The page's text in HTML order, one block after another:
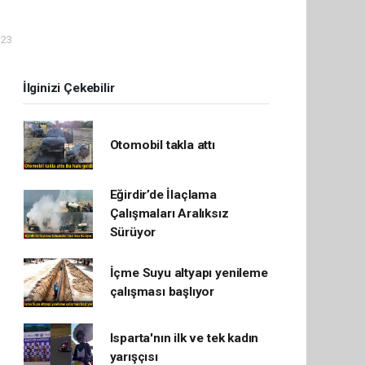
İlginizi Çekebilir
Otomobil takla attı
Eğirdir’de İlaçlama
Çalışmaları Aralıksız
Sürüyor
İçme Suyu altyapı yenileme
çalışması başlıyor
Isparta'nın ilk ve tek kadın
yarışçısı